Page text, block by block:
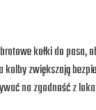
kołki do
zwiększają
na zgodność z